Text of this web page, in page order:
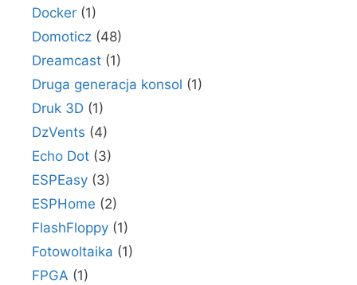
Docker (1)
Domoticz (48)
Dreamcast (1)
Druga generacja konsol (1)
Druk 3D (1)
DzVents (4)
Echo Dot (3)
ESPEasy (3)
ESPHome (2)
FlashFloppy (1)
Fotowoltaika (1)
FPGA (1)